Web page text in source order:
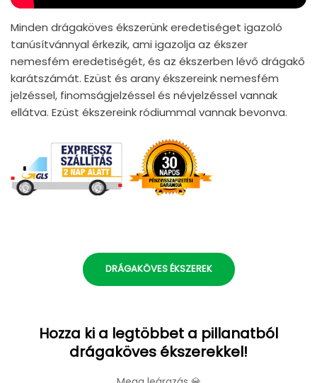
Minden drágaköves ékszerünk eredetiséget igazoló
tanúsítvánnyal érkezik, ami igazolja az ékszer
nemesfém eredetiségét, és az ékszerben lévő drágakő
karátszámát. Ezüst és arany ékszereink nemesfém
jelzéssel, finomságjelzéssel és névjelzéssel vannak
ellátva. Ezüst ékszereink ródiummal vannak bevonva.
DRÁGAKÖVES ÉKSZEREK
Hozza ki a legtöbbet a pillanatból
drágaköves ékszerekkel!